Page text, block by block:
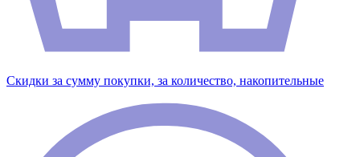
Скидки за сумму покупки, за количество, накопительные